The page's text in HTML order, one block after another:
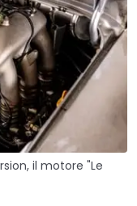
il motore "Le